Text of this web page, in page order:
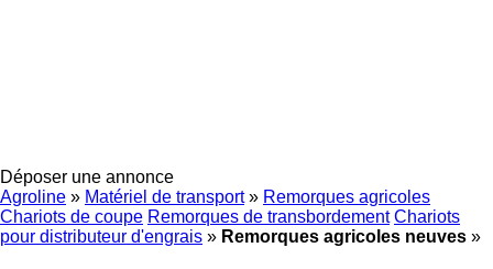
Déposer une annonce
Agroline » Matériel de transport » Remorques agricoles
Chariots de coupe Remorques de transbordement Chariots
pour distributeur d'engrais » Remorques agricoles neuves »